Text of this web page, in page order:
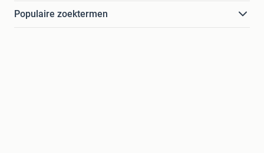
Populaire zoektermen